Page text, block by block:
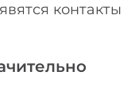
контакты